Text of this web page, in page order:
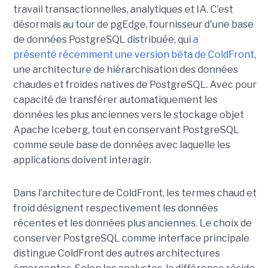
travail transactionnelles, analytiques et IA. C’est
désormais au tour de pgEdge, fournisseur d'une base
de données PostgreSQL distribuée, qui a
présenté récemment une version bêta de ColdFront,
une architecture de hiérarchisation des données
chaudes et froides natives de PostgreSQL. Avec pour
capacité de transférer automatiquement les
données les plus anciennes vers le stockage objet
Apache Iceberg, tout en conservant PostgreSQL
comme seule base de données avec laquelle les
applications doivent interagir.
Dans l’architecture de ColdFront, les termes chaud et
froid désignent respectivement les données
récentes et les données plus anciennes. Le choix de
conserver PostgreSQL comme interface principale
distingue ColdFront des autres architectures